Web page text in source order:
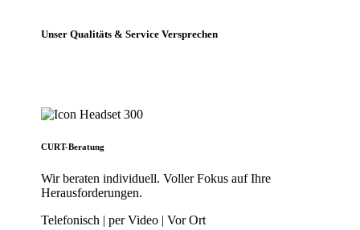
Unser Qualitäts & Service Versprechen
CURT-Beratung
Wir beraten individuell. Voller Fokus auf Ihre
Herausforderungen.
Telefonisch | per Video | Vor Ort